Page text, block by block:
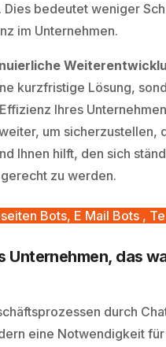
Dies bedeutet weniger
im Unternehmen.
kurzfristige Lösung,
Ihres
um sicherzustellen,
Ihnen hilft, den sich
zu werden.
Bots, E Mail Bots ,
Unternehmen, das
durch
eine Notwendigkeit